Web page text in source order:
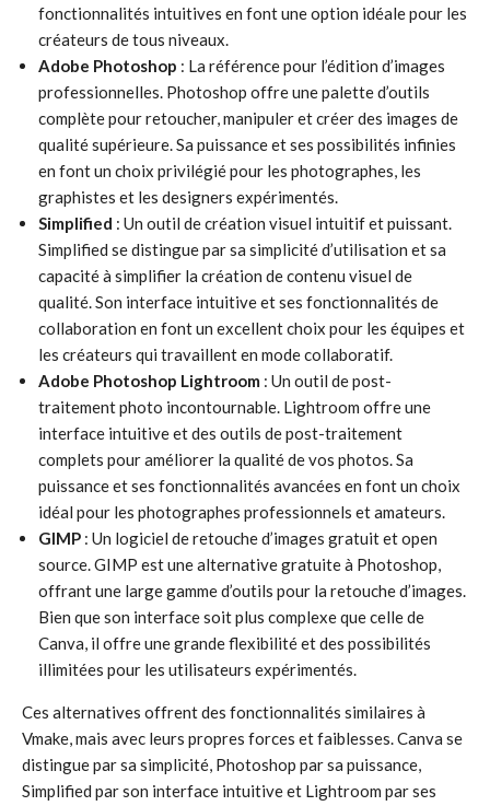
fonctionnalités intuitives en font une option idéale pour les
créateurs de tous niveaux.
Adobe Photoshop : La référence pour l’édition d’images
professionnelles. Photoshop offre une palette d’outils
complète pour retoucher, manipuler et créer des images de
qualité supérieure. Sa puissance et ses possibilités infinies
en font un choix privilégié pour les photographes, les
graphistes et les designers expérimentés.
Simplified : Un outil de création visuel intuitif et puissant.
Simplified se distingue par sa simplicité d’utilisation et sa
capacité à simplifier la création de contenu visuel de
qualité. Son interface intuitive et ses fonctionnalités de
collaboration en font un excellent choix pour les équipes et
les créateurs qui travaillent en mode collaboratif.
Adobe Photoshop Lightroom : Un outil de post-
traitement photo incontournable. Lightroom offre une
interface intuitive et des outils de post-traitement
complets pour améliorer la qualité de vos photos. Sa
puissance et ses fonctionnalités avancées en font un choix
idéal pour les photographes professionnels et amateurs.
GIMP : Un logiciel de retouche d’images gratuit et open
source. GIMP est une alternative gratuite à Photoshop,
offrant une large gamme d’outils pour la retouche d’images.
Bien que son interface soit plus complexe que celle de
Canva, il offre une grande flexibilité et des possibilités
illimitées pour les utilisateurs expérimentés.
Ces alternatives offrent des fonctionnalités similaires à
Vmake, mais avec leurs propres forces et faiblesses. Canva se
distingue par sa simplicité, Photoshop par sa puissance,
Simplified par son interface intuitive et Lightroom par ses